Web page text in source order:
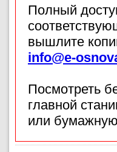
Полный
вышлите
info@e-
Посмотреть
главной
или